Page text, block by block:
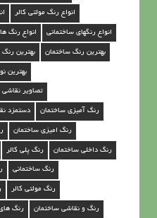
انواع رنگ مولتی کالر
انواع رنگ انواع رنگهای ساختمانی
بهترین رنگ بهترین رنگ ساختمان
بهترین
تصاویر
دستمزد رنگ آمیزی ساختمان
رنگ امیزی ساختمان
رنگ پلی کالر رنگ داخلی ساختمان
رنگ ساختمانی
رنگ مولتی کالر
رنگ رنگ و نقاشی ساختمان